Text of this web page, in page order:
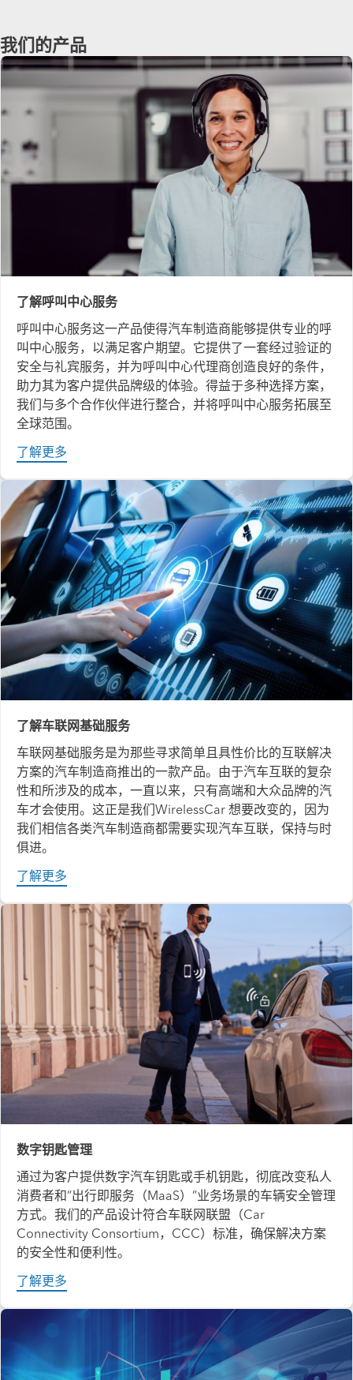
我们的产品
了解呼叫中心服务
呼叫中心服务这一产品使得汽车制造商能够提供专业的呼
叫中心服务，以满足客户期望。它提供了一套经过验证的
安全与礼宾服务，并为呼叫中心代理商创造良好的条件，
助力其为客户提供品牌级的体验。得益于多种选择方案，
我们与多个合作伙伴进行整合，并将呼叫中心服务拓展至
全球范围。
了解更多
了解车联网基础服务
车联网基础服务是为那些寻求简单且具性价比的互联解决
方案的汽车制造商推出的一款产品。由于汽车互联的复杂
性和所涉及的成本，一直以来，只有高端和大众品牌的汽
车才会使用。这正是我们WirelessCar 想要改变的，因为
我们相信各类汽车制造商都需要实现汽车互联，保持与时
俱进。
了解更多
数字钥匙管理
通过为客户提供数字汽车钥匙或手机钥匙，彻底改变私人
消费者和“出行即服务（MaaS）”业务场景的车辆安全管理
方式。我们的产品设计符合车联网联盟（Car
Connectivity Consortium，CCC）标准，确保解决方案
的安全性和便利性。
了解更多